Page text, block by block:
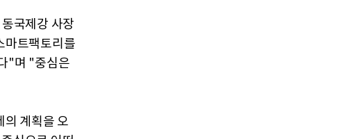
국제강 사장
마트팩토리를
"며 "중심은
의 계획을 오